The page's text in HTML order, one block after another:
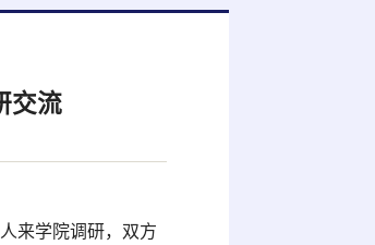
交流
来学院调研，双方